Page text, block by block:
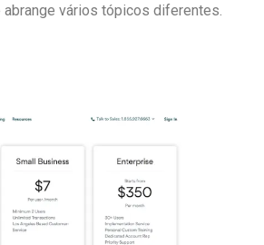
abrange vários tópicos diferentes.